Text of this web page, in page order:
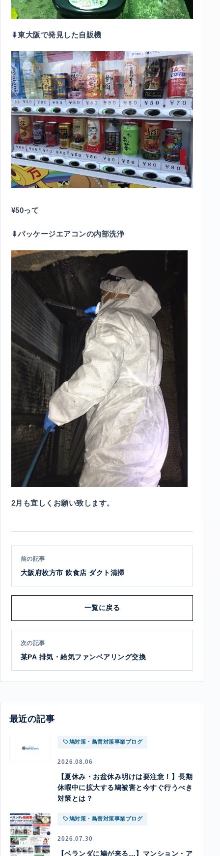
最近の記事
鳩対策・鳥害対策事業ブログ
2026.08.06
【夏休み・お盆休み明けは要注意！】長期
休暇中に拡大する鳩被害と今すぐ行うべき
対策とは？
鳩対策・鳥害対策事業ブログ
2026.07.30
【ベランダに鳩が来る…】マンション・ア
⬇︎東大阪で発見した自販機
¥50って
⬇︎パッケージエアコンの内部洗浄
2月も宜しくお願い致します。
前の記事
大阪府枚方市 飲食店 ダクト清掃
一覧に戻る
次の記事
某PA 排気・給気ファンベアリング交換